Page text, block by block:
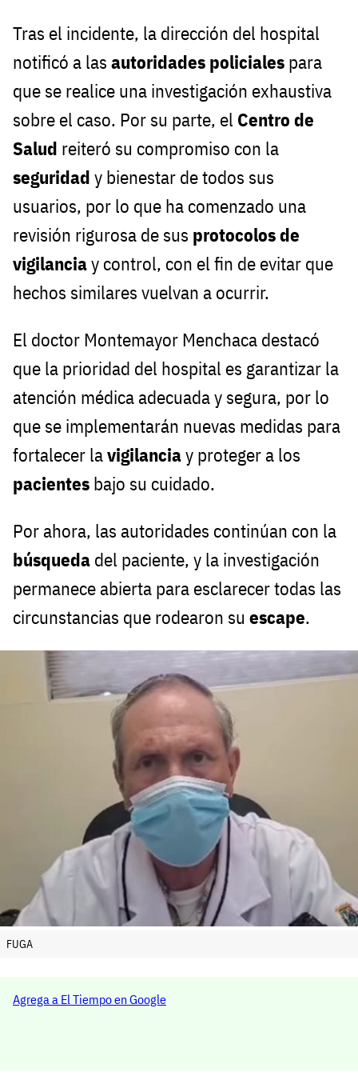
Tras el incidente, la dirección del hospital
notificó a las autoridades policiales para
que se realice una investigación exhaustiva
sobre el caso. Por su parte, el Centro de
Salud reiteró su compromiso con la
seguridad y bienestar de todos sus
usuarios, por lo que ha comenzado una
revisión rigurosa de sus protocolos de
vigilanciay control, con el fin de evitar que
hechos similares vuelvan a ocurrir.
El doctor Montemayor Menchaca destacó
que la prioridad del hospital es garantizar la
atención médica adecuada y segura, por lo
que se implementarán nuevas medidas para
fortalecer lavigilanciay proteger a los
pacientes bajo su cuidado.
Por ahora, las autoridades continúan con la
búsqueda del paciente, y la investigación
permanece abierta para esclarecer todas las
circunstancias que rodearon su escape.
FUGA
Agrega a El Tiempo en Google